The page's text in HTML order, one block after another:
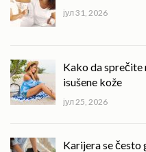
јул 31, 2026
Kako da
isušene kože
јул 25, 2026
Karijera se često